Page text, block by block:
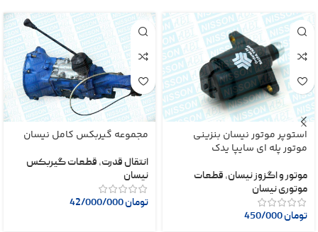
استوپر موتور نیسان بنزینی
موتور پله ای سایپا یدک
موتور و اگزوز نیسان, قطعات
موتوری نیسان
تومان
مجموعه گیربکس کامل نیسان
انتقال قدرت, قطعات گیربکس
نیسان
تومان